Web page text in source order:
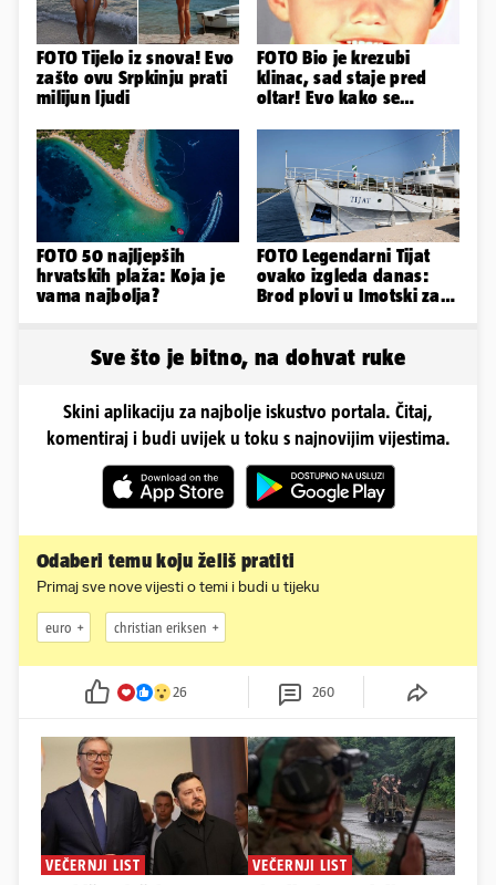
FOTO Tijelo iz snova! Evo
zašto ovu Srpkinju prati
milijun ljudi
FOTO Bio je krezubi
klinac, sad staje pred
oltar! Evo kako se
FOTO 50 najljepših
hrvatskih plaža: Koja je
vama najbolja?
FOTO Legendarni Tijat
ovako izgleda danas:
Brod plovi u Imotski za
Sve što je bitno, na dohvat ruke
Skini aplikaciju za najbolje iskustvo portala. Čitaj,
komentiraj i budi uvijek u toku s najnovijim vijestima.
Odaberi temu koju želiš pratiti
Primaj sve nove vijesti o temi i budi u tijeku
euro christian eriksen
26 260